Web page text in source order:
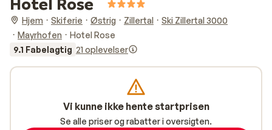
Hjem Skiferie Østrig Zillertal
Ski Zillertal 3000
Mayrhofen
Hotel Rose
9.1 Fabelagtig 21 oplevelser
Vi kunne ikke hente startprisen
Se alle priser og rabatter i oversigten.